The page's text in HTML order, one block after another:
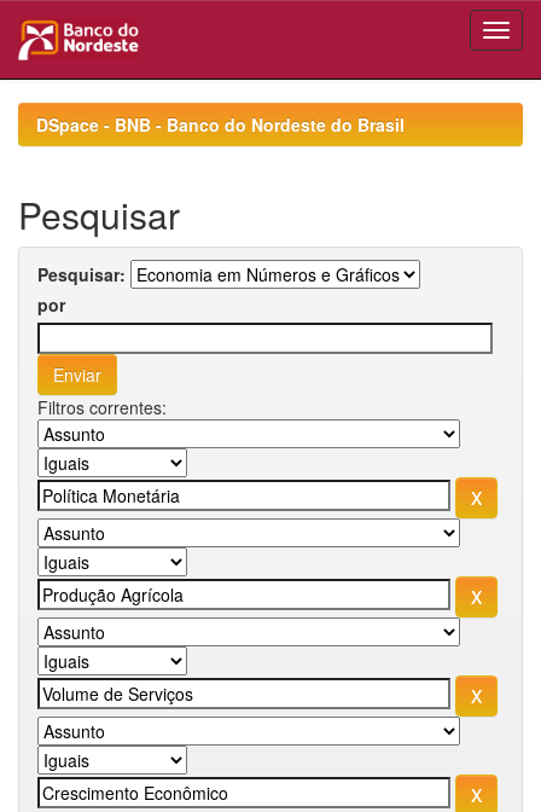
navigationDSpace - BNB - Banco do Nordeste do Brasil
Pesquisar
Pesquisar:
por
Filtros correntes: